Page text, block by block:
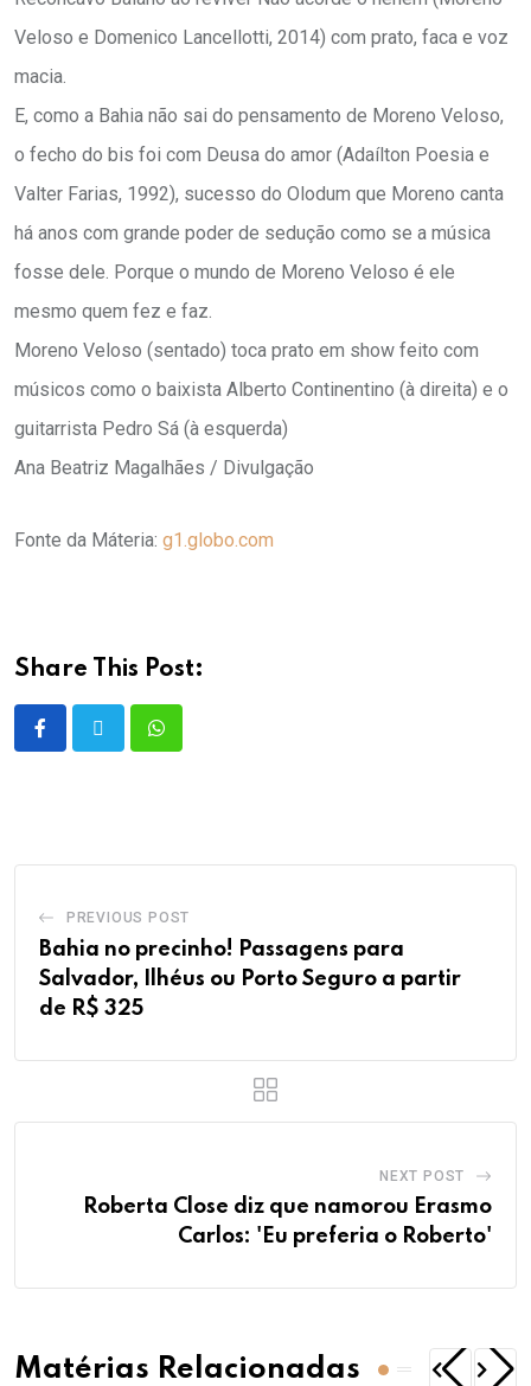
Veloso e Domenico Lancellotti, 2014) com prato, faca e voz
macia.
E, como a Bahia não sai do pensamento de Moreno Veloso,
o fecho do bis foi com Deusa do amor (Adaílton Poesia e
Valter Farias, 1992), sucesso do Olodum que Moreno canta
há anos com grande poder de sedução como se a música
fosse dele. Porque o mundo de Moreno Veloso é ele
mesmo quem fez e faz.
Moreno Veloso (sentado) toca prato em show feito com
músicos como o baixista Alberto Continentino (à direita) e o
guitarrista Pedro Sá (à esquerda)
Ana Beatriz Magalhães / Divulgação
Fonte da Máteria: g1.globo.com
Share This Post:
PREVIOUS POST
Bahia no precinho! Passagens para
Salvador, Ilhéus ou Porto Seguro a partir
de R$ 325
NEXT POST
Roberta Close diz que namorou Erasmo
Carlos: 'Eu preferia o Roberto'
Matérias Relacionadas